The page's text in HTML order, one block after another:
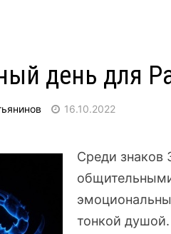
день для
16.10.2022
Среди знаков
тонкой